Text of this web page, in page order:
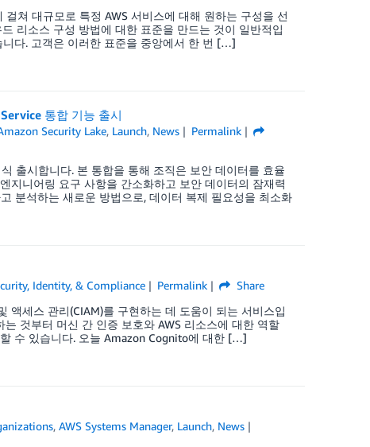
쳐 대규모로 특정 AWS 서비스에 대해 원하는 구성을 선
리소스 구성 방법에 대한 표준을 만드는 것이 일반적입
니다. 고객은 이러한 표준을 중앙에서 한 번 […]
통합 기능 출시
Security Lake, Launch, News
Permalink
출시합니다. 본 통합을 통해 조직은 보안 데이터를 효율
지니어링 요구 사항을 간소화하고 보안 데이터의 잠재력
분석하는 새로운 방법으로, 데이터 복제 필요성을 최소화
Identity, & Compliance Permalink
Share
세스 관리(CIAM)를 구현하는 데 도움이 되는 서비스입
것부터 머신 간 인증 보호와 AWS 리소스에 대한 역할
수 있습니다. 오늘 Amazon Cognito에 대한 […]
,AWS Systems Manager, Launch, News